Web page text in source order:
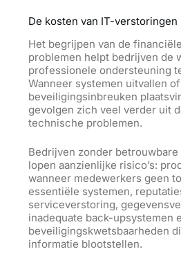
De kosten van IT-verstoringen
Het begrijpen van de
problemen helpt bedrijven de
professionele ondersteuning
Wanneer systemen uitvallen of
beveiligingsinbreuken
gevolgen zich veel verder uit
technische problemen.
Bedrijven zonder
lopen aanzienlijke risico’s:
wanneer medewerkers geen
essentiële systemen,
serviceverstoring,
inadequate back-upsystemen
beveiligingskwetsbaarheden
informatie blootstellen.